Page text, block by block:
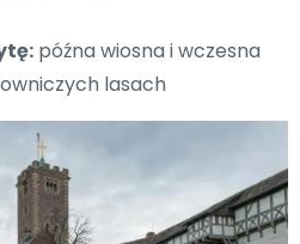
późna wiosna i wczesna
lasach